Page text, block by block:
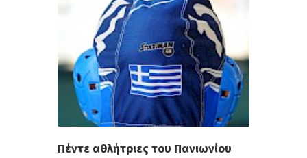
Πέντε αθλήτριες του Πανιωνίου